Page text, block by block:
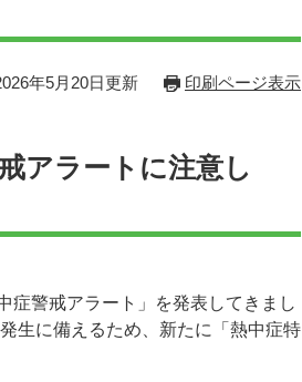
年5月20日更新 印刷ページ表示
アラートに注意し
症警戒アラート」を発表してきまし
生に備えるため、新たに「熱中症特